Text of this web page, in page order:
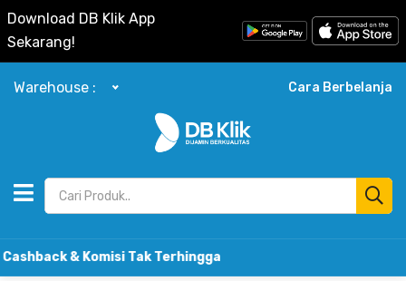
Download DB Klik App
Sekarang!
Warehouse : Cara Berbelanja
Tak Terhingga